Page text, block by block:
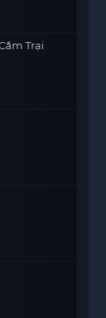
viên
anh em
của họ.
thể
dậy
thành
sự đam
Trại